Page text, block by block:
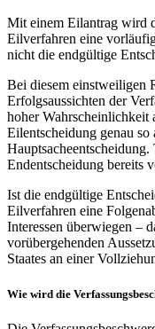
Mit einem Eilantrag wird
Eilverfahren eine
nicht die endgültige
Bei diesem einstweiligen
Erfolgsaussichten der
hoher Wahrscheinlichkeit
Eilentscheidung genau
Endentscheidung bereits
Ist die endgültige
Eilverfahren eine
Interessen überwiegen –
vorübergehenden
Staates an einer
Wie wird die